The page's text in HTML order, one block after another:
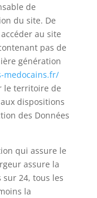
de
du site. De
au site
pas de
génération
medocains.fr/
le territoire de
dispositions
des Données
qui assure le
assure la
24, tous les
la